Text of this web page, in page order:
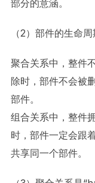
部分的意涵。
（2）部件的生命
聚合关系中，整件
除时，部件不会被
部件。
组合关系中，整件
时，部件一定会跟
共享同一个部件。